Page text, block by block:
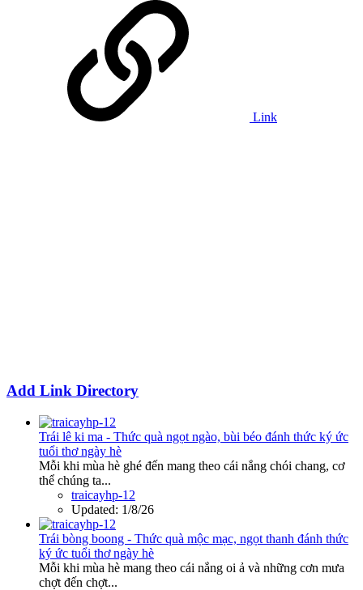
Link
Add Link Directory
Trái lê ki ma - Thức quà ngọt ngào, bùi béo đánh thức ký ức
tuổi thơ ngày hè
Mỗi khi mùa hè ghé đến mang theo cái nắng chói chang, cơ
thể chúng ta...
traicayhp-12
Updated: 1/8/26
Trái bòng boong - Thức quà mộc mạc, ngọt thanh đánh thức
ký ức tuổi thơ ngày hè
Mỗi khi mùa hè mang theo cái nắng oi ả và những cơn mưa
chợt đến chợt...